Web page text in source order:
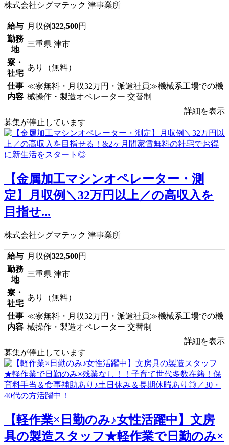
株式会社シグマテック 津事業所
給与 月収例322,500円
勤務
地
三重県 津市
寮・
社宅
あり（無料）
仕事
内容
≪寮無料・月収32万円・派遣社員≫機械系工場での機
械操作・製造オペレーター 交替制
詳細を表示
募集が停止しています
【金属加工マシンオペレーター・測
定】月収例＼32万円以上／の高収入を
目指せ...
株式会社シグマテック 津事業所
給与 月収例322,500円
勤務
地
三重県 津市
寮・
社宅
あり（無料）
仕事
内容
≪寮無料・月収32万円・派遣社員≫機械系工場での機
械操作・製造オペレーター 交替制
詳細を表示
募集が停止しています
【軽作業×日勤のみ♪女性活躍中】文房
具の製造スタッフ★軽作業で日勤のみ×